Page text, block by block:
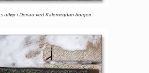
utløp i Donau ved Kalemegdan-borgen.